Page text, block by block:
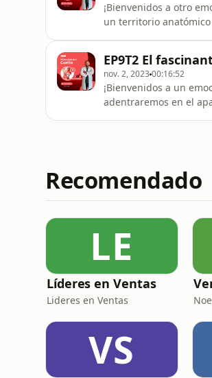
¡Bienvenidos a otro
un territorio
papel fundamental en
EP9T2 El
nov. 2, 202300:16:52
¡Bienvenidos a un
adentraremos en el
desvelamos los
Recomendado
LE
Líderes en Ventas
Lideres en Ventas
VS